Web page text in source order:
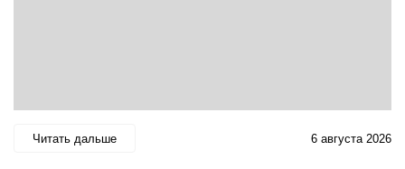
Читать дальше 6 августа 2026